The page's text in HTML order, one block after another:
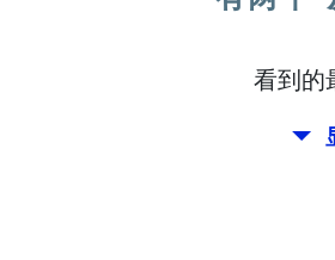
看到的